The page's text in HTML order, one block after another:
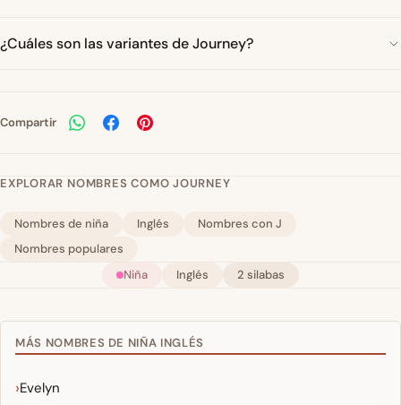
¿Cuáles son las variantes de Journey?
Compartir
EXPLORAR NOMBRES COMO JOURNEY
Nombres de niña Inglés
Nombres con J
Nombres populares
Niña
Inglés 2 silabas
MÁS NOMBRES DE NIÑA INGLÉS
Evelyn